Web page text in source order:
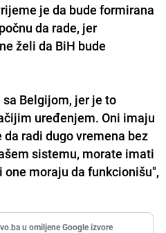
je da bude formirana
da rade, jer
želi da BiH bude
Belgijom, jer je to
uređenjem. Oni imaju
radi dugo vremena bez
sistemu, morate imati
moraju da funkcionišu",
u omiljene Google izvore